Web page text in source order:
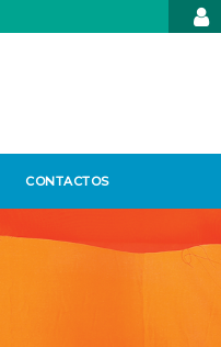
CONTACTOS